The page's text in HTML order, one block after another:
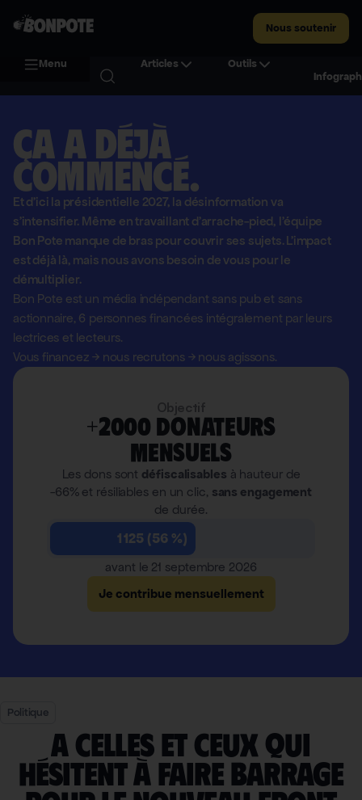
Nous soutenir
Menu Articles
Outils
Ça a déjà
commencé.
Et d'ici la présidentielle 2027, la désinformation va
s'intensifier. Même en travaillant d'arrache-pied, l'équipe
Bon Pote manque de bras pour couvrir ses sujets. L'impact
est déjà là, mais nous avons besoin de vous pour le
démultiplier.
Bon Pote est un média indépendant sans pub et sans
actionnaire, 6 personnes financées intégralement par leurs
lectrices et lecteurs.
Vous financez→ nous recrutons →nous agissons.
+2000 donateurs
mensuels
Les dons sont défiscalisables à hauteur de
-66% et résiliables en un clic, sans engagement
de durée.
1 125 (56 %)
avant le 21 septembre 2026
Je contribue mensuellement
Politique
A celles et ceux qui
hésitent à faire barrage